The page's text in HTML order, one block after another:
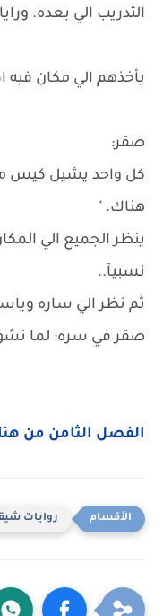
التدريب الي بعده. ورايا
يأخذهم الي مكان فيه
صقر:
كل واحد يشيل كيس
هناك. "
ينظر الجميع الي
نسبيآ..
ثم نظر الي ساره
صقر في سره: لما
الفصل الثامن من
روايات